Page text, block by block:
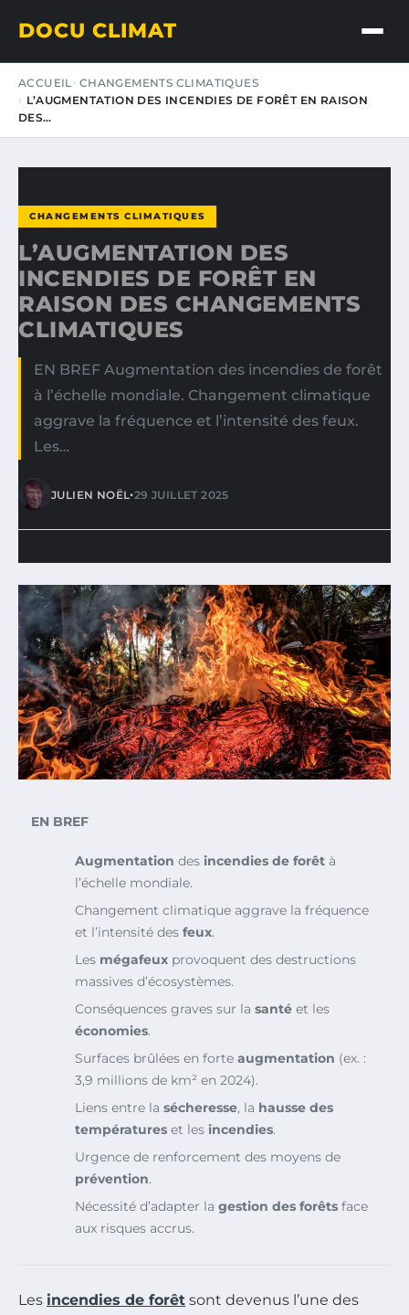
DOCU CLIMAT
ACCUEIL CHANGEMENTS CLIMATIQUES
L’AUGMENTATION DES INCENDIES DE FORÊT EN RAISON
DES…
CHANGEMENTS CLIMATIQUES
L’AUGMENTATION DES
INCENDIES DE FORÊT EN
RAISON DES CHANGEMENTS
CLIMATIQUES
EN BREF Augmentation des incendies de forêt
à l’échelle mondiale. Changement climatique
aggrave la fréquence et l’intensité des feux.
Les…
JULIEN NOËL•29 JUILLET 2025
EN BREF
Augmentation des incendies de forêt à
l’échelle mondiale.
Changement climatique aggrave la fréquence
et l’intensité des feux.
Les mégafeux provoquent des destructions
massives d’écosystèmes.
Conséquences graves sur la santé et les
économies.
Surfaces brûlées en forte augmentation (ex. :
3,9 millions de km² en 2024).
Liens entre la sécheresse, la hausse des
températures et les incendies.
Urgence de renforcement des moyens de
prévention.
Nécessité d’adapter la gestion des forêts face
aux risques accrus.
Les incendies de forêt sont devenus l’une des